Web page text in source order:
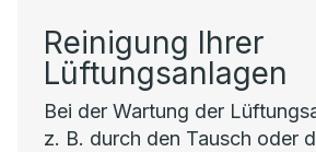
Reinigung Ihrer
Lüftungsanlagen
Bei der Wartung der
z. B. durch den Tausch oder